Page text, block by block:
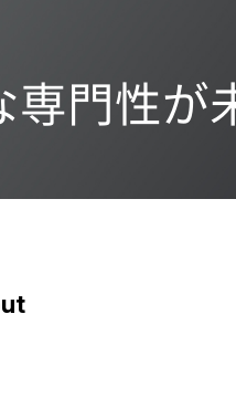
専門性が